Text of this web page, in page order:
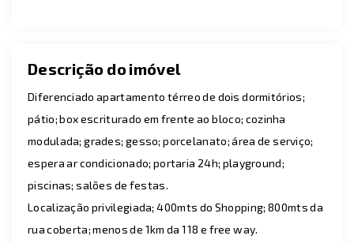
Descrição do imóvel
Diferenciado apartamento térreo de dois dormitórios;
pátio; box escriturado em frente ao bloco; cozinha
modulada; grades; gesso; porcelanato; área de serviço;
espera ar condicionado; portaria 24h; playground;
piscinas; salões de festas.
Localização privilegiada; 400mts do Shopping; 800mts da
rua coberta; menos de 1km da 118 e free way.